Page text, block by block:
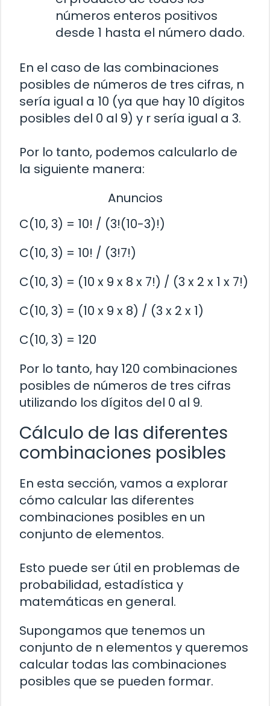
números enteros positivos
desde 1 hasta el número dado.
En el caso de las combinaciones
posibles de números de tres cifras, n
sería igual a 10 (ya que hay 10 dígitos
posibles del 0 al 9) y r sería igual a 3.
Por lo tanto, podemos calcularlo de
la siguiente manera:
Anuncios
C(10, 3) = 10! / (3!(10-3)!)
C(10, 3) = 10! / (3!7!)
C(10, 3) = (10 x 9 x 8 x 7!) / (3 x 2 x 1 x 7!)
C(10, 3) = (10 x 9 x 8) / (3 x 2 x 1)
C(10, 3) = 120
Por lo tanto, hay 120 combinaciones
posibles de números de tres cifras
utilizando los dígitos del 0 al 9.
Cálculo de las diferentes
combinaciones posibles
En esta sección, vamos a explorar
cómo calcular las diferentes
combinaciones posibles en un
conjunto de elementos.
Esto puede ser útil en problemas de
probabilidad, estadística y
matemáticas en general.
Supongamos que tenemos un
conjunto de n elementos y queremos
calcular todas las combinaciones
posibles que se pueden formar.